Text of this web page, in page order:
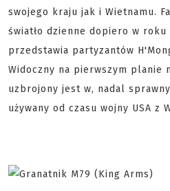
swojego kraju jak i Wietnamu.
światło dzienne dopiero w roku
przedstawia partyzantów
Widoczny na pierwszym planie
uzbrojony jest w, nadal
używany od czasu wojny USA z